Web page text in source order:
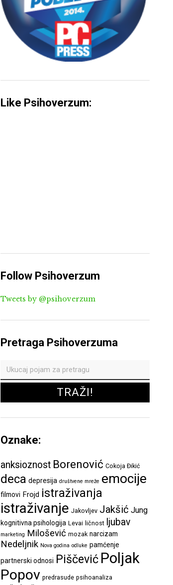
Like Psihoverzum:
Follow Psihoverzum
Tweets by @psihoverzum
Pretraga Psihoverzuma
Oznake:
anksioznost Borenović Cokoja Đikić
deca depresija društvene mreže emocije
filmovi Frojd istraživanja
istraživanje Jakovljev Jakšić Jung
kognitivna psihologija Levai ličnost ljubav
marketing Milošević mozak narcizam
Nedeljnik Nova godina odluke pamćenje
partnerski odnosi Piščević Poljak
Popov predrasude psihoanaliza